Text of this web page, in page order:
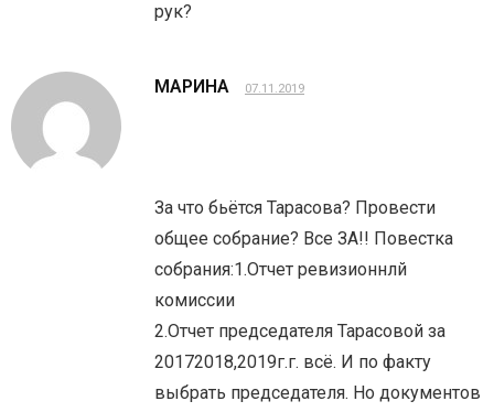
рук?
МАРИНА 07.11.2019
За что бьётся Тарасова? Провести
общее собрание? Все ЗА!! Повестка
собрания:1.Отчет ревизионнлй
комиссии
2.Отчет председателя Тарасовой за
20172018,2019г.г. всё. И по факту
выбрать председателя. Но документов